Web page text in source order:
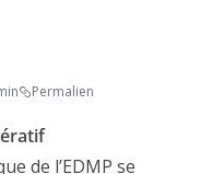
Permalien
de l’EDMP se